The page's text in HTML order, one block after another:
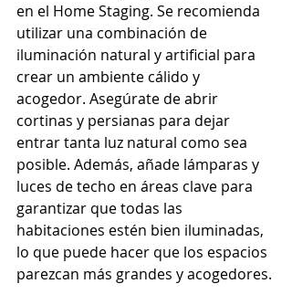
en el Home Staging. Se recomienda
utilizar una combinación de
iluminación natural y artificial para
crear un ambiente cálido y
acogedor. Asegúrate de abrir
cortinas y persianas para dejar
entrar tanta luz natural como sea
posible. Además, añade lámparas y
luces de techo en áreas clave para
garantizar que todas las
habitaciones estén bien iluminadas,
lo que puede hacer que los espacios
parezcan más grandes y acogedores.